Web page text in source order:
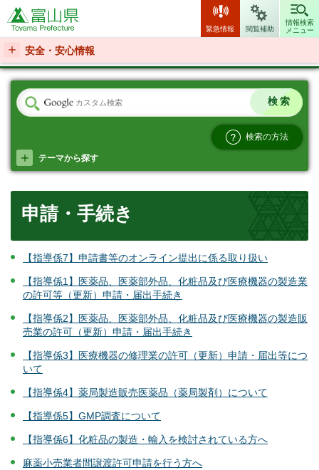
富山県
緊急情報 閲覧補助
情報検索
メニュー
安全・安心情報
検索の方法
テーマから探す
申請・手続き
【指導係7】申請書等のオンライン提出に係る取り扱い
【指導係1】医薬品、医薬部外品、化粧品及び医療機器の製造業
の許可等（更新）申請・届出手続き
【指導係2】医薬品、医薬部外品、化粧品及び医療機器の製造販
売業の許可（更新）申請・届出手続き
【指導係3】医療機器の修理業の許可（更新）申請・届出等につ
いて
【指導係4】薬局製造販売医薬品（薬局製剤）について
【指導係5】GMP調査について
【指導係6】化粧品の製造・輸入を検討されている方へ
麻薬小売業者間譲渡許可申請を行う方へ